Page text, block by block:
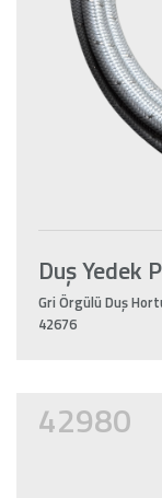
Duş Yedek
Gri Örgülü Duş
42676
42980